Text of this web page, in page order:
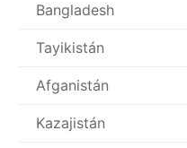
Bangladesh
Tayikistán
Afganistán
Kazajistán